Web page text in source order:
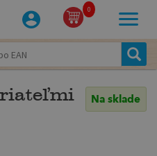
0
Na sklade